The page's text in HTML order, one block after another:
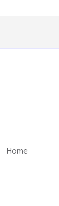
Home